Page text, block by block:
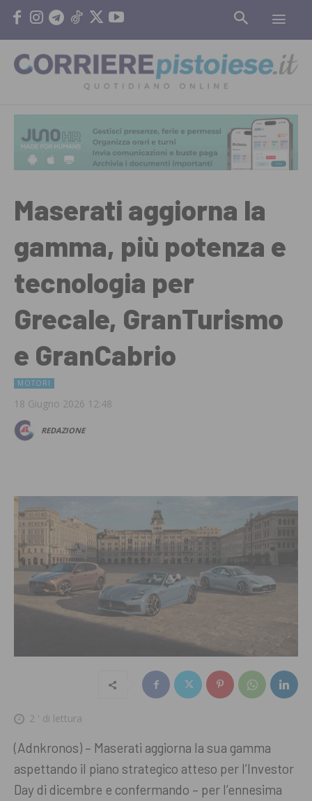
Maserati aggiorna la
gamma, più potenza e
tecnologia per
Grecale, GranTurismo
e GranCabrio
MOTORI
18 Giugno 2026 12:48
REDAZIONE
2 ' di lettura
(Adnkronos) – Maserati aggiorna la sua gamma
aspettando il piano strategico atteso per l’Investor
Day di dicembre e confermando – per l’ennesima